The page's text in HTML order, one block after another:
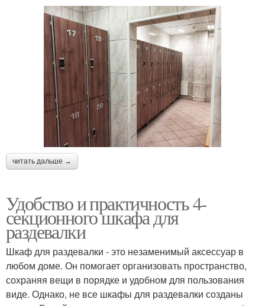
читать дальше →
Удобство и практичность 4-
секционного шкафа для
раздевалки
Шкаф для раздевалки - это незаменимый аксессуар в
любом доме. Он помогает организовать пространство,
сохраняя вещи в порядке и удобном для пользования
виде. Однако, не все шкафы для раздевалки созданы